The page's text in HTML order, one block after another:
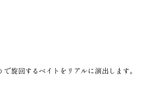
旋回するベイトをリアルに演出します。